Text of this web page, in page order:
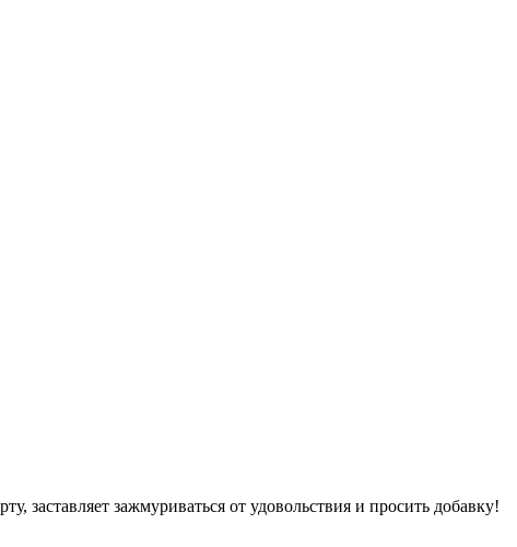
зажмуриваться от удовольствия и просить добавку!